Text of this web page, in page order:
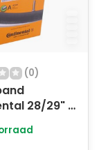
(0)
29" -
-
ventiel